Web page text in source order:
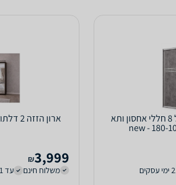
ארון הזזה 2 דלתות הכולל 8 חללי אחסון ותא ארון הזזה 2 דלתות מראה מבית האוס דיזיין
3,999
₪
משלוח חינם
עד 21 ימי עסקים